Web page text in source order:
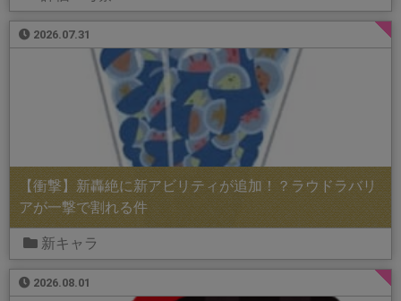
2026.07.31
【衝撃】新轟絶に新アビリティが追加！？ラウドラバリ
アが一撃で割れる件
新キャラ
2026.08.01